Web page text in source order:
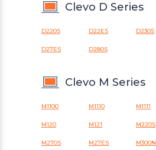
Clevo D Series
D220S D22ES D230S
D27ES D280S
Clevo M Series
M1100 M1110 M1111
M120 M121 M220S
M270S M27ES M300N